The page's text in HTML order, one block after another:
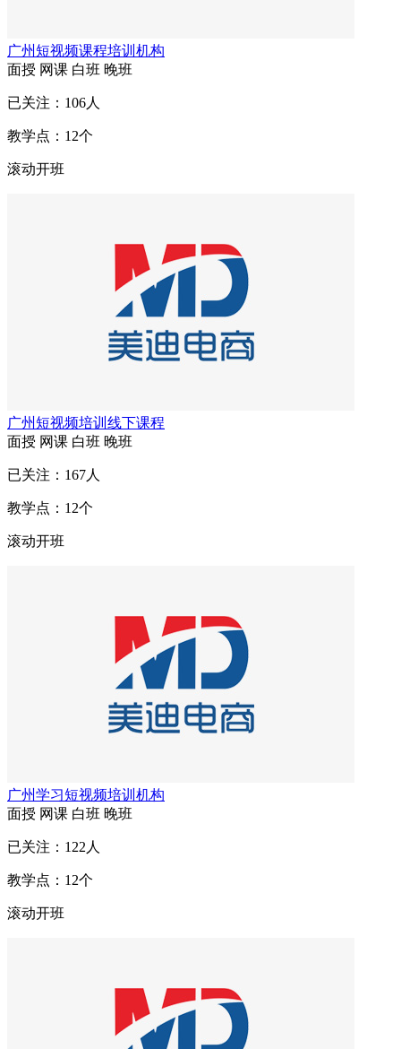
广州短视频课程培训机构
面授 网课 白班 晚班
已关注： 106人
教学点： 12个
滚动开班
广州短视频培训线下课程
面授 网课 白班 晚班
已关注： 167人
教学点： 12个
滚动开班
广州学习短视频培训机构
面授 网课 白班 晚班
已关注： 122 人
教学点： 12个
滚动开班